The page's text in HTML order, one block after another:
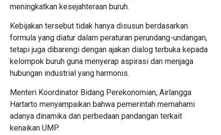
meningkatkan kesejahteraan buruh.
Kebijakan tersebut tidak hanya disusun berdasarkan
formula yang diatur dalam peraturan perundang-undangan,
tetapi juga dibarengi dengan ajakan dialog terbuka kepada
kelompok buruh guna menyerap aspirasi dan menjaga
hubungan industrial yang harmonis.
Menteri Koordinator Bidang Perekonomian, Airlangga
Hartarto menyampaikan bahwa pemerintah memahami
adanya dinamika dan perbedaan pandangan terkait
kenaikan UMP.